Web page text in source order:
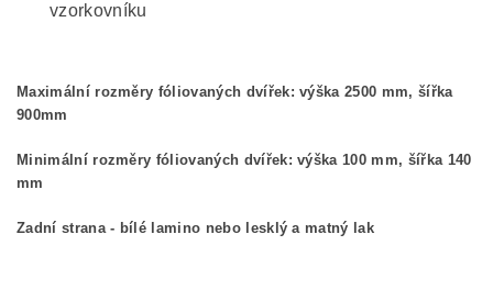
vzorkovníku
Maximální rozměry fóliovaných dvířek: výška 2500 mm, šířka
900mm
Minimální rozměry fóliovaných dvířek: výška 100 mm, šířka 140
mm
Zadní strana - bílé lamino nebo lesklý a matný lak